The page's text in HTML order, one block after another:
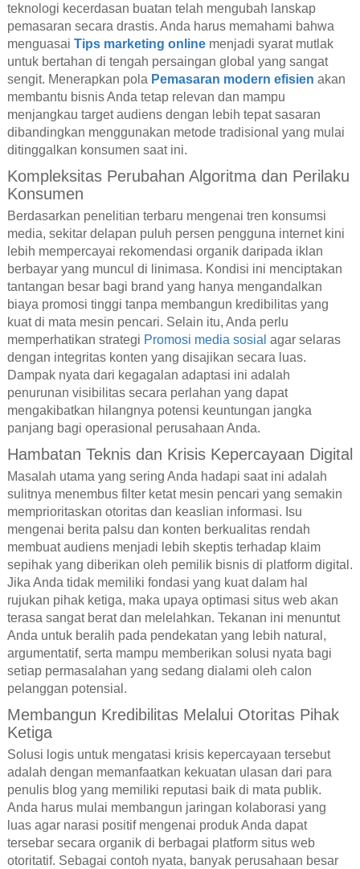
teknologi kecerdasan buatan telah mengubah lanskap
pemasaran secara drastis. Anda harus memahami bahwa
menguasai Tips marketing onlinemenjadi syarat mutlak
untuk bertahan di tengah persaingan global yang sangat
sengit. Menerapkan pola Pemasaran modern efisien akan
membantu bisnis Anda tetap relevan dan mampu
menjangkau target audiens dengan lebih tepat sasaran
dibandingkan menggunakan metode tradisional yang mulai
ditinggalkan konsumen saat ini.
Kompleksitas Perubahan Algoritma dan Perilaku
Konsumen
Berdasarkan penelitian terbaru mengenai tren konsumsi
media, sekitar delapan puluh persen pengguna internet kini
lebih mempercayai rekomendasi organik daripada iklan
berbayar yang muncul di linimasa. Kondisi ini menciptakan
tantangan besar bagi brand yang hanya mengandalkan
biaya promosi tinggi tanpa membangun kredibilitas yang
kuat di mata mesin pencari. Selain itu, Anda perlu
memperhatikan strategi Promosi media sosial agar selaras
dengan integritas konten yang disajikan secara luas.
Dampak nyata dari kegagalan adaptasi ini adalah
penurunan visibilitas secara perlahan yang dapat
mengakibatkan hilangnya potensi keuntungan jangka
panjang bagi operasional perusahaan Anda.
Hambatan Teknis dan Krisis Kepercayaan Digital
Masalah utama yang sering Anda hadapi saat ini adalah
sulitnya menembus filter ketat mesin pencari yang semakin
memprioritaskan otoritas dan keaslian informasi. Isu
mengenai berita palsu dan konten berkualitas rendah
membuat audiens menjadi lebih skeptis terhadap klaim
sepihak yang diberikan oleh pemilik bisnis di platform digital.
Jika Anda tidak memiliki fondasi yang kuat dalam hal
rujukan pihak ketiga, maka upaya optimasi situs web akan
terasa sangat berat dan melelahkan. Tekanan ini menuntut
Anda untuk beralih pada pendekatan yang lebih natural,
argumentatif, serta mampu memberikan solusi nyata bagi
setiap permasalahan yang sedang dialami oleh calon
pelanggan potensial.
Membangun Kredibilitas Melalui Otoritas Pihak
Ketiga
Solusi logis untuk mengatasi krisis kepercayaan tersebut
adalah dengan memanfaatkan kekuatan ulasan dari para
penulis blog yang memiliki reputasi baik di mata publik.
Anda harus mulai membangun jaringan kolaborasi yang
luas agar narasi positif mengenai produk Anda dapat
tersebar secara organik di berbagai platform situs web
otoritatif. Sebagai contoh nyata, banyak perusahaan besar